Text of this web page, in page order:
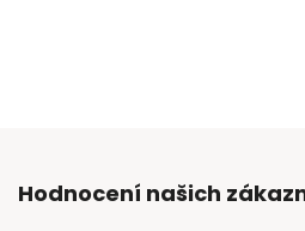
Hodnocení našich